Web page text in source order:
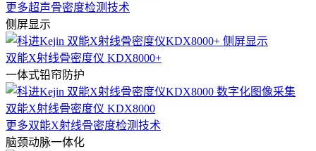
更多超声骨密度检测技术
侧屏显示
双能X射线骨密度仪 KDX8000+
一体式铅帘防护
双能X射线骨密度仪 KDX8000
更多双能X射线骨密度检测技术
脑颈动脉一体化